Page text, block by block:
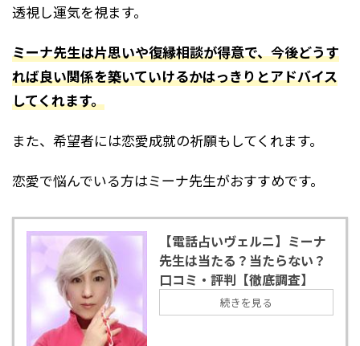
透視し運気を視ます。
ミーナ先生は片思いや復縁相談が得意で、今後どうす
れば良い関係を築いていけるかはっきりとアドバイス
してくれます。
また、希望者には恋愛成就の祈願もしてくれます。
恋愛で悩んでいる方はミーナ先生がおすすめです。
【電話占いヴェルニ】ミーナ
先生は当たる？当たらない？
口コミ・評判【徹底調査】
続きを見る